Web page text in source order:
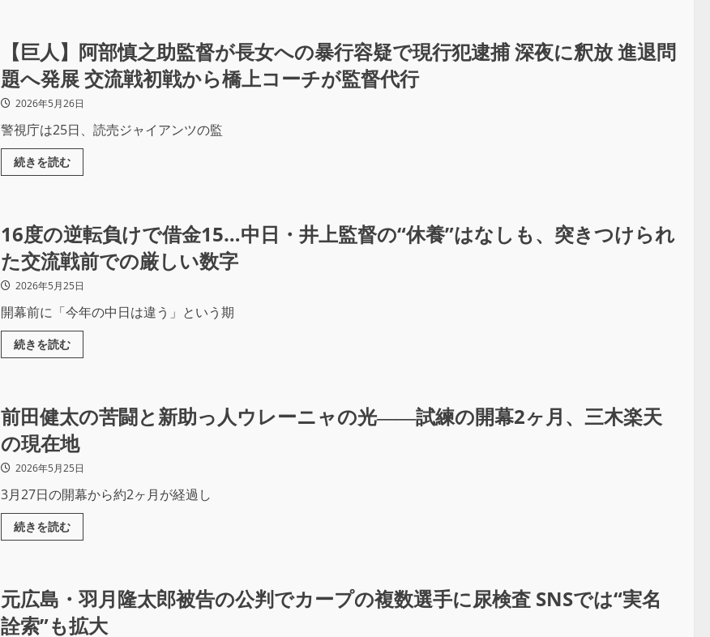
【巨人】阿部慎之助監督が長女への暴行容疑で現行犯逮捕 深夜に釈放 進退問
題へ発展 交流戦初戦から橋上コーチが監督代行
2026年5月26日
警視庁は25日、読売ジャイアンツの監
続きを読む
16度の逆転負けで借金15…中日・井上監督の“休養”はなしも、突きつけられ
た交流戦前での厳しい数字
2026年5月25日
開幕前に「今年の中日は違う」という期
続きを読む
前田健太の苦闘と新助っ人ウレーニャの光――試練の開幕2ヶ月、三木楽天
の現在地
2026年5月25日
3月27日の開幕から約2ヶ月が経過し
続きを読む
元広島・羽月隆太郎被告の公判でカープの複数選手に尿検査 SNSでは“実名
詮索”も拡大